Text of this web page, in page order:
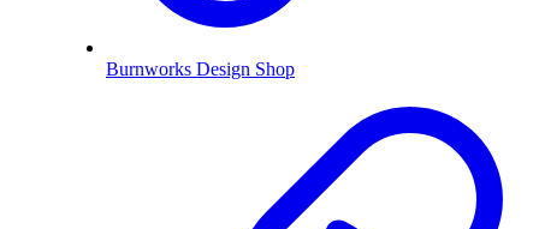
Burnworks Design Shop